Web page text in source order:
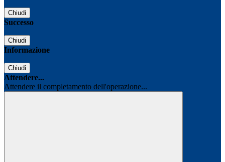
Chiudi
Successo
Chiudi
Informazione
Chiudi
Attendere...
Attendere il completamento dell'operazione...